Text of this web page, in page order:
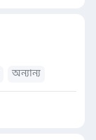
অন্যান্য